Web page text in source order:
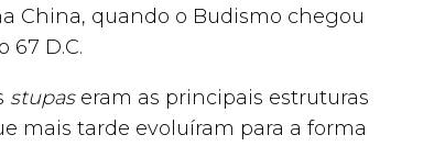
China, quando o Budismo chegou
67 D.C.
stupaseram as principais estruturas
mais tarde evoluíram para a forma